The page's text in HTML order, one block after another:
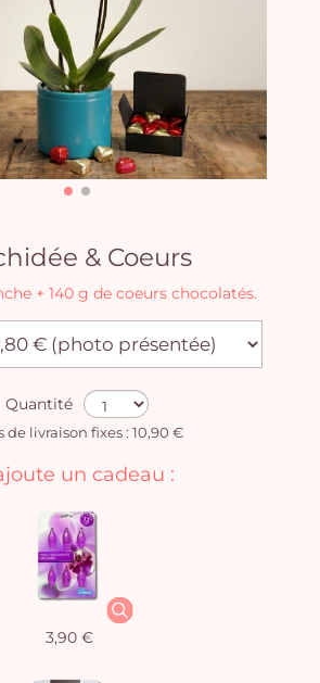
& Coeurs
+ 140 g de coeurs chocolatés.
Quantité
de livraison fixes : 10,90 €
un cadeau :
3,90 €